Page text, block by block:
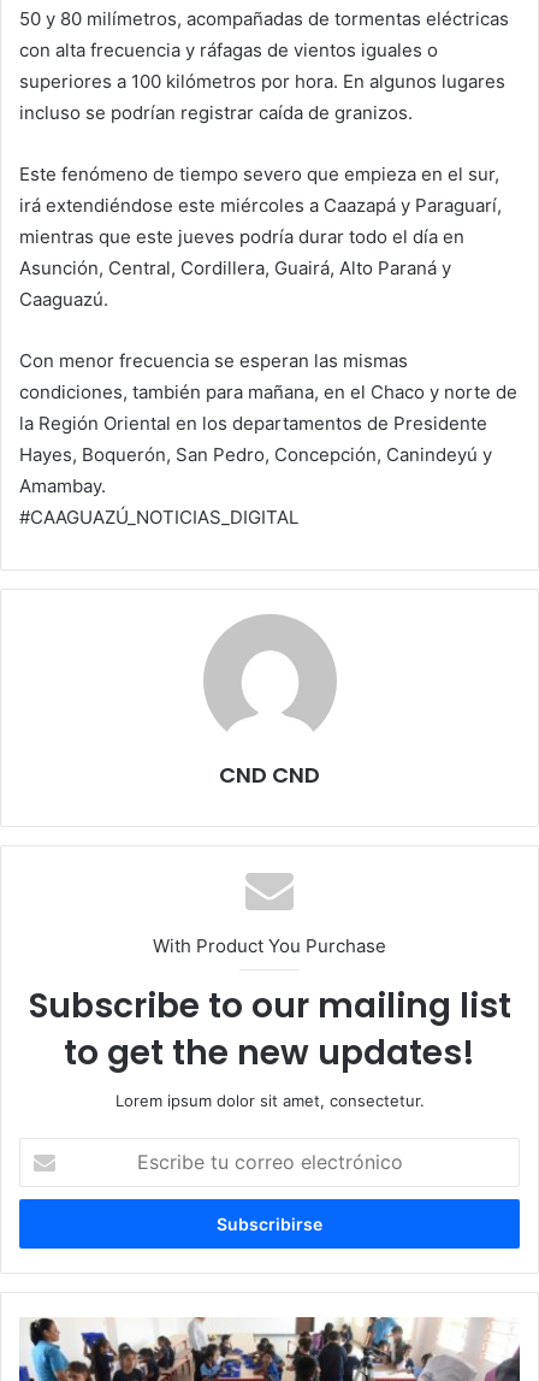
50 y 80 milímetros, acompañadas de tormentas eléctricas
con alta frecuencia y ráfagas de vientos iguales o
superiores a 100 kilómetros por hora. En algunos lugares
incluso se podrían registrar caída de granizos.
Este fenómeno de tiempo severo que empieza en el sur,
irá extendiéndose este miércoles a Caazapá y Paraguarí,
mientras que este jueves podría durar todo el día en
Asunción, Central, Cordillera, Guairá, Alto Paraná y
Caaguazú.
Con menor frecuencia se esperan las mismas
condiciones, también para mañana, en el Chaco y norte de
la Región Oriental en los departamentos de Presidente
Hayes, Boquerón, San Pedro, Concepción, Canindeyú y
Amambay.
#CAAGUAZÚ_NOTICIAS_DIGITAL
CND CND
With Product You Purchase
Subscribe to our mailing list
to get the new updates!
Lorem ipsum dolor sit amet, consectetur.
correo